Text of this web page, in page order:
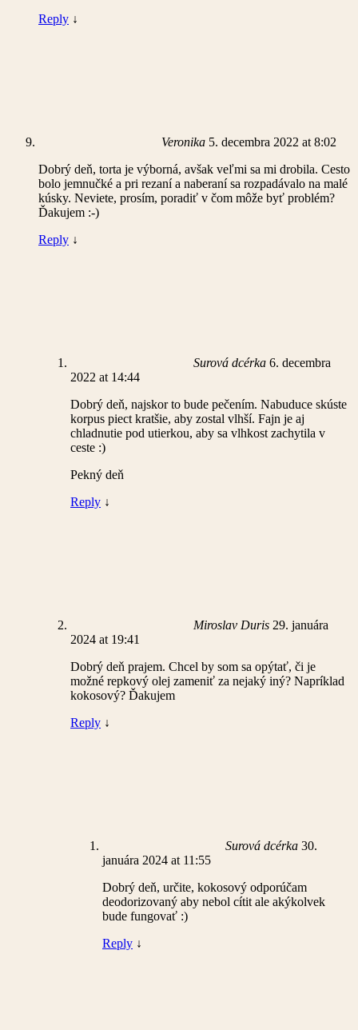
Reply ↓
Veronika 5. decembra 2022 at 8:02
Dobrý deň, torta je výborná, avšak veľmi sa mi drobila. Cesto
bolo jemnučké a pri rezaní a naberaní sa rozpadávalo na malé
kúsky. Neviete, prosím, poradiť v čom môže byť problém?
Ďakujem :-)
Reply ↓
Surová dcérka 6. decembra
2022 at 14:44
Dobrý deň, najskor to bude pečením. Nabuduce skúste
korpus piect kratšie, aby zostal vlhší. Fajn je aj
chladnutie pod utierkou, aby sa vlhkost zachytila v
ceste :)
Pekný deň
Reply ↓
Miroslav Duris 29. januára
2024 at 19:41
Dobrý deň prajem. Chcel by som sa opýtať, či je
možné repkový olej zameniť za nejaký iný? Napríklad
kokosový? Ďakujem
Reply ↓
Surová dcérka 30.
januára 2024 at 11:55
Dobrý deň, určite, kokosový odporúčam
deodorizovaný aby nebol cítit ale akýkolvek
bude fungovať :)
Reply ↓